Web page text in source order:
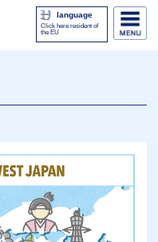
language
Click here resident of
the EU